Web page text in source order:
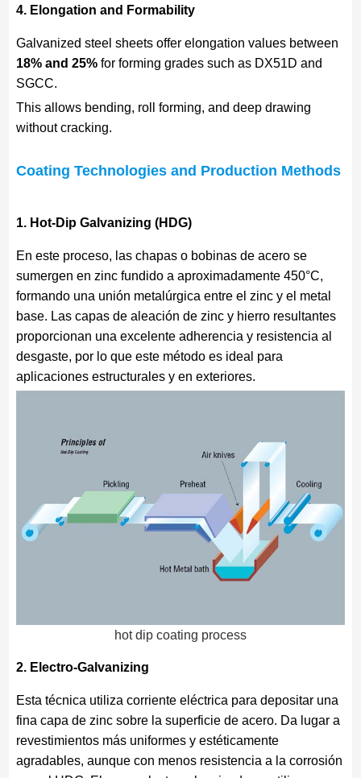
4. Elongation and Formability
Galvanized steel sheets offer elongation values between
18% and 25%for forming grades such as DX51D and
SGCC.
This allows bending, roll forming, and deep drawing
without cracking.
Coating Technologies and Production Methods
1. Hot-Dip Galvanizing (HDG)
En este proceso, las chapas o bobinas de acero se
sumergen en zinc fundido a aproximadamente 450°C,
formando una unión metalúrgica entre el zinc y el metal
base. Las capas de aleación de zinc y hierro resultantes
proporcionan una excelente adherencia y resistencia al
desgaste, por lo que este método es ideal para
aplicaciones estructurales y en exteriores.
hot dip coating process
2. Electro-Galvanizing
Esta técnica utiliza corriente eléctrica para depositar una
fina capa de zinc sobre la superficie de acero. Da lugar a
revestimientos más uniformes y estéticamente
agradables, aunque con menos resistencia a la corrosión